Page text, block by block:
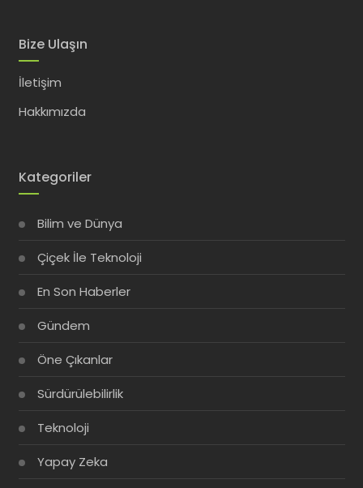
Bize Ulaşın
İletişim
Hakkımızda
Kategoriler
Bilim ve Dünya
Çiçek İle Teknoloji
En Son Haberler
Gündem
Öne Çıkanlar
Sürdürülebilirlik
Teknoloji
Yapay Zeka